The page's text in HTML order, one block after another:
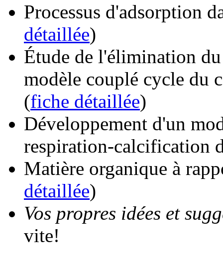
Processus d'adsorption
détaillée)
Étude de l'élimination
modèle couplé cycle du
(fiche détaillée)
Développement d'un
respiration-calcification
Matière organique à
détaillée)
Vos propres idées et
vite!